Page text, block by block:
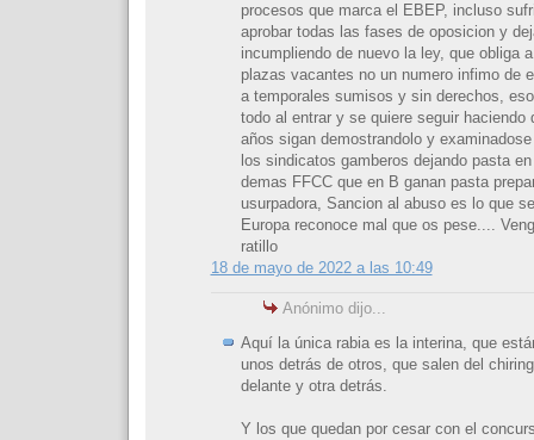
procesos que marca el EBEP, incluso
aprobar todas las fases de oposicion y
incumpliendo de nuevo la ley, que obliga
plazas vacantes no un numero infimo de
a temporales sumisos y sin derechos,
todo al entrar y se quiere seguir haciendo
años sigan demostrandolo y
los sindicatos gamberos dejando pasta
demas FFCC que en B ganan pasta
usurpadora, Sancion al abuso es lo que
Europa reconoce mal que os pese....
ratillo
18 de mayo de 2022 a las 10:49
Anónimo dijo...
Aquí la única rabia es la interina, que
unos detrás de otros, que salen del
delante y otra detrás.
Y los que quedan por cesar con el